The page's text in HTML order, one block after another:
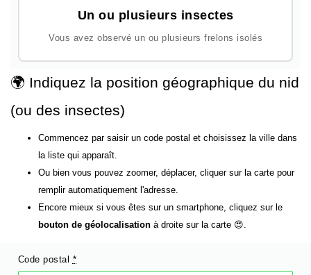
Un ou plusieurs insectes
Vous avez observé un ou plusieurs frelons isolés
🌍 Indiquez la position géographique du nid
(ou des insectes)
Commencez par saisir un code postal et choisissez la ville dans
la liste qui apparaît.
Ou bien vous pouvez zoomer, déplacer, cliquer sur la carte pour
remplir automatiquement l'adresse.
Encore mieux si vous êtes sur un smartphone, cliquez sur le
bouton de géolocalisation à droite sur la carte 😍.
Code postal *